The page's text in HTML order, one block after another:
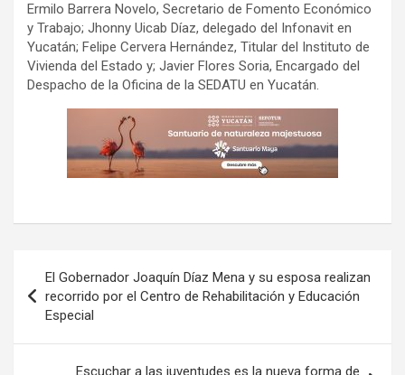
Ermilo Barrera Novelo, Secretario de Fomento Económico
y Trabajo; Jhonny Uicab Díaz, delegado del Infonavit en
Yucatán; Felipe Cervera Hernández, Titular del Instituto de
Vivienda del Estado y; Javier Flores Soria, Encargado del
Despacho de la Oficina de la SEDATU en Yucatán.
de
entradas
El Gobernador Joaquín Díaz Mena y su esposa realizan
recorrido por el Centro de Rehabilitación y Educación
Especial
Escuchar a las juventudes es la nueva forma de